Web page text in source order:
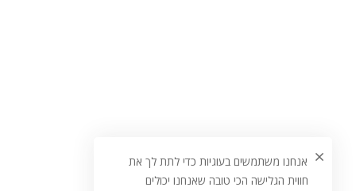
אנחנו משתמשים בעוגיות כדי לתת לך את
חווית הגלישה הכי טובה שאנחנו יכולים